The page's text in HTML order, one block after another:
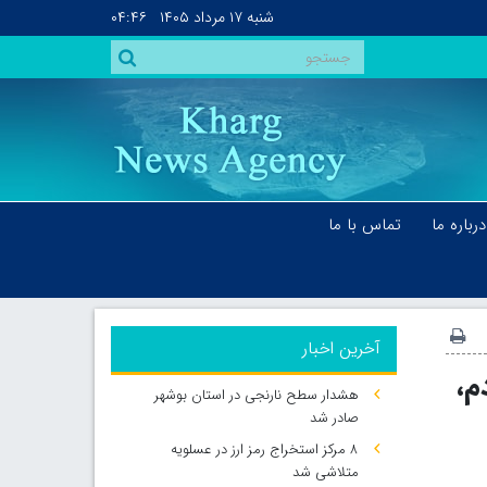
شنبه ۱۷ مرداد ۱۴۰۵ ۰۴:۴۶
درباره ما تماس با ما
آخرین اخبار
هشدار سطح نارنجی در استان بوشهر
صادر شد
۸ مرکز استخراج رمز ارز در عسلویه
متلاشی شد